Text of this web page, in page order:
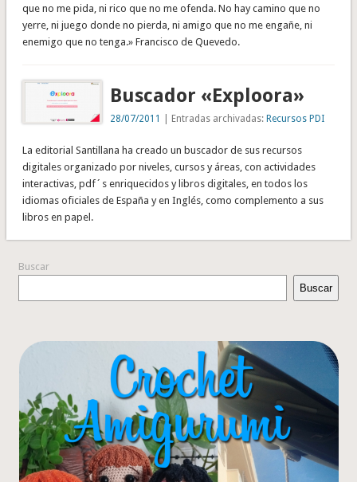
que no me pida, ni rico que no me ofenda. No hay camino que no
yerre, ni juego donde no pierda, ni amigo que no me engañe, ni
enemigo que no tenga.» Francisco de Quevedo.
Buscador «Exploora»
28/07/2011 | Entradas archivadas:Recursos PDI
La editorial Santillana ha creado un buscador de sus recursos
digitales organizado por niveles, cursos y áreas, con actividades
interactivas, pdf´s enriquecidos y libros digitales, en todos los
idiomas oficiales de España y en Inglés, como complemento a sus
libros en papel.
Buscar
Buscar